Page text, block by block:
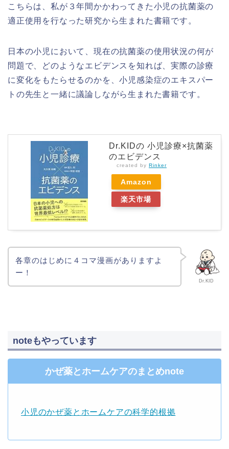
こちらは、私が３年間かかわってきた小児の抗菌薬の
適正使用を行なった研究から生まれた書籍です。
日本の小児において、現在の抗菌薬の使用状況の何が
問題で、どのようなエビデンスを知れば、実際の診療
に変化をもたらせるのかを、小児感染症のエキスパー
トの先生と一緒に議論しながら生まれた書籍です。
Dr.KIDの 小児診療×抗菌薬
のエビデンス
created by Rinker
Amazon
楽天市場
Dr.KID
各章のはじめに４コマ漫画がありますよ
ー！
noteもやっています
かぜ薬とホームケアのまとめnote
小児のかぜ薬とホームケアの科学的根拠